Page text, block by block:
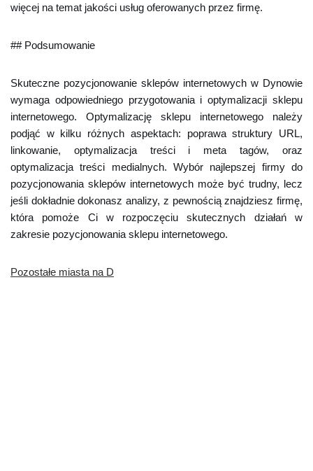
więcej na temat jakości usług oferowanych przez firmę.
## Podsumowanie
Skuteczne pozycjonowanie sklepów internetowych w Dynowie
wymaga odpowiedniego przygotowania i optymalizacji sklepu
internetowego. Optymalizację sklepu internetowego należy
podjąć w kilku różnych aspektach: poprawa struktury URL,
linkowanie, optymalizacja treści i meta tagów, oraz
optymalizacja treści medialnych. Wybór najlepszej firmy do
pozycjonowania sklepów internetowych może być trudny, lecz
jeśli dokładnie dokonasz analizy, z pewnością znajdziesz firmę,
która pomoże Ci w rozpoczęciu skutecznych działań w
zakresie pozycjonowania sklepu internetowego.
Pozostałe miasta na D